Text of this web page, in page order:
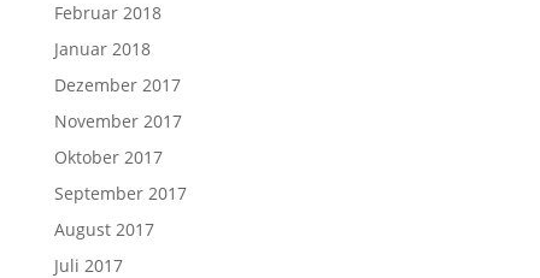
Februar 2018
Januar 2018
Dezember 2017
November 2017
Oktober 2017
September 2017
August 2017
Juli 2017